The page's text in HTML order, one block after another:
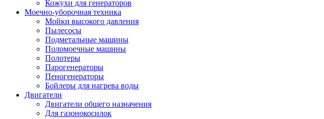
Кожухи для генераторов
Моечно-уборочная техника
Мойки высокого давления
Пылесосы
Подметальные машины
Поломоечные машины
Полотеры
Парогенераторы
Пеногенераторы
Бойлеры для нагрева воды
Двигатели
Двигатели общего назначения
Для газонокосилок